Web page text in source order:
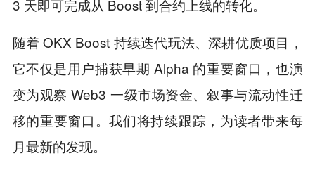
3 天即可完成从 Boost 到合约上线的转化。
随着 OKX Boost 持续迭代玩法、深耕优质项目，
它不仅是用户捕获早期 Alpha 的重要窗口，也演
变为观察 Web3 一级市场资金、叙事与流动性迁
移的重要窗口。我们将持续跟踪，为读者带来每
月最新的发现。